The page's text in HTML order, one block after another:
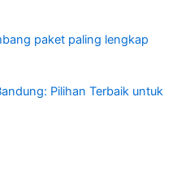
paket paling lengkap
Pilihan Terbaik untuk